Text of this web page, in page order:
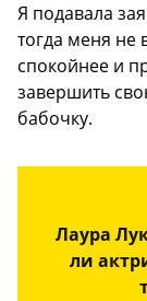
Я подавала
тогда меня не
спокойнее и
завершить
бабочку.
Лаура
ли